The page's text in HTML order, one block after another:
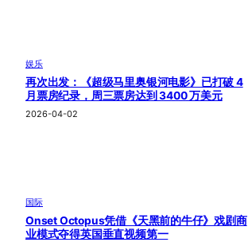
娱乐
再次出发：《超级马里奥银河电影》已打破 4
月票房纪录，周三票房达到 3400 万美元
2026-04-02
国际
Onset Octopus凭借《天黑前的牛仔》戏剧商
业模式夺得英国垂直视频第一